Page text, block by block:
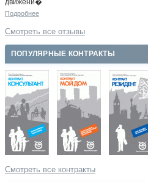
движени�
Подробнее
Смотреть все отзывы
ПОПУЛЯРНЫЕ КОНТРАКТЫ
Смотреть все контракты